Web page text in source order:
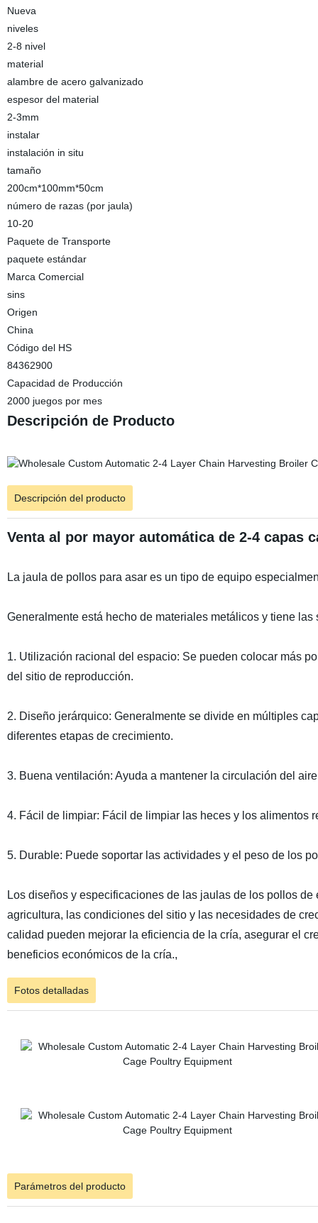
Nueva
niveles
2-8 nivel
material
alambre de acero galvanizado
espesor del material
2-3mm
instalar
instalación in situ
tamaño
200cm*100mm*50cm
número de razas (por jaula)
10-20
Paquete de Transporte
paquete estándar
Marca Comercial
sins
Origen
China
Código del HS
84362900
Capacidad de Producción
2000 juegos por mes
Descripción de Producto
Descripción del producto
Venta al por mayor automática de 2-4 capas
La jaula de pollos para asar es un tipo de equipo
Generalmente está hecho de materiales metálicos y tiene
1. Utilización racional del espacio: Se pueden colocar más
del sitio de reproducción.
2. Diseño jerárquico: Generalmente se divide en múltiples
diferentes etapas de crecimiento.
3. Buena ventilación: Ayuda a mantener la circulación del
4. Fácil de limpiar: Fácil de limpiar las heces y los alimentos
5. Durable: Puede soportar las actividades y el peso de los
Los diseños y especificaciones de las jaulas de los pollos
agricultura, las condiciones del sitio y las necesidades de
calidad pueden mejorar la eficiencia de la cría, asegurar el
beneficios económicos de la cría.,
Fotos detalladas
Parámetros del producto